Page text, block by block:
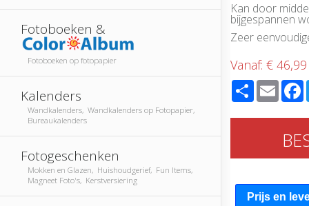
Fotoboeken &
Fotoboeken op fotopapier
Kalenders
Wandkalenders, Wandkalenders op Fotopapier,
Bureaukalenders
Fotogeschenken
Mokken en Glazen, Huishoudgerief, Fun Items,
Magneet Foto's, Kerstversiering
Kan door
bijgespannen
Zeer
Vanaf:€ 46,99
ShareEmail
Prijs en